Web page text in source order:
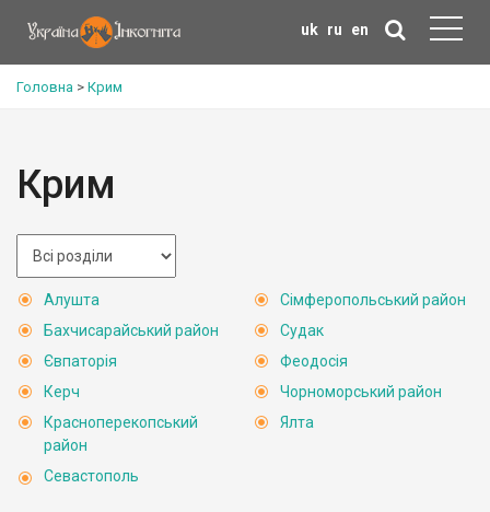
uk ru en
Головна > Крим
Крим
Алушта
Бахчисарайський район
Євпаторія
Керч
Красноперекопський
район
Севастополь
Сімферопольський район
Судак
Феодосія
Чорноморський район
Ялта